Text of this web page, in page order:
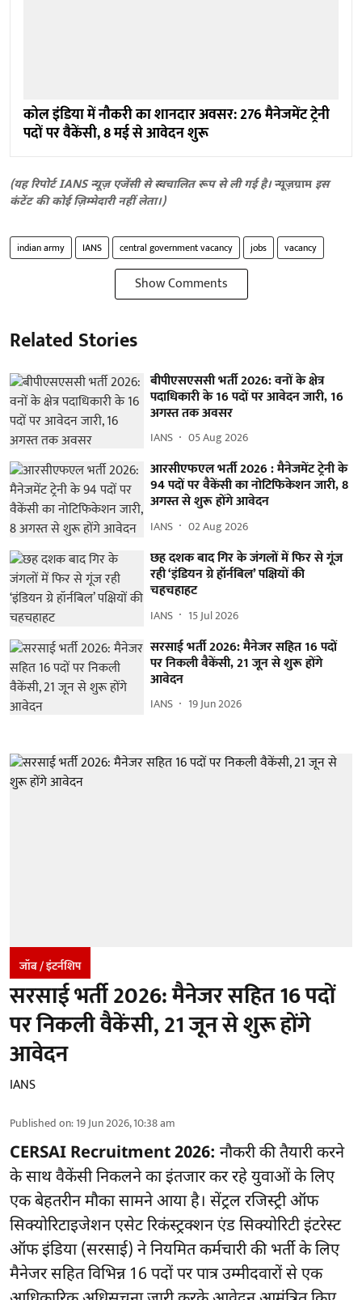
कोल इंडिया में नौकरी का शानदार अवसर: 276 मैनेजमेंट ट्रेनी
पदों पर वैकेंसी, 8 मई से आवेदन शुरू
(यह रिपोर्ट IANS न्यूज़ एजेंसी से स्वचालित रूप से ली गई है।न्यूज़ग्राम इस
कंटेंट की कोई ज़िम्मेदारी नहीं लेता।)
indian army IANS central government vacancy jobs vacancy
Show Comments
Related Stories
बीपीएसएससी भर्ती 2026: वनों के क्षेत्र
पदाधिकारी के 16 पदों पर आवेदन जारी, 16
अगस्त तक अवसर
IANS 05 Aug 2026
आरसीएफएल भर्ती 2026 : मैनेजमेंट ट्रेनी के
94 पदों पर वैकेंसी का नोटिफिकेशन जारी, 8
अगस्त से शुरू होंगे आवेदन
IANS 02 Aug 2026
छह दशक बाद गिर के जंगलों में फिर से गूंज
रही ‘इंडियन ग्रे हॉर्नबिल’ पक्षियों की
चहचहाहट
IANS 15 Jul 2026
सरसाई भर्ती 2026: मैनेजर सहित 16 पदों
पर निकली वैकेंसी, 21 जून से शुरू होंगे
आवेदन
IANS 19 Jun 2026
जॉब / इंटर्नशिप
सरसाई भर्ती 2026: मैनेजर सहित 16 पदों
पर निकली वैकेंसी, 21 जून से शुरू होंगे
आवेदन
IANS
Published on:19 Jun 2026, 10:38 am
CERSAI Recruitment 2026: नौकरी की तैयारी करने
के साथ वैकेंसी निकलने का इंतजार कर रहे युवाओं के लिए
एक बेहतरीन मौका सामने आया है। सेंट्रल रजिस्ट्री ऑफ
सिक्योरिटाइजेशन एसेट रिकंस्ट्रक्शन एंड सिक्योरिटी इंटरेस्ट
ऑफ इंडिया (सरसाई) ने नियमित कर्मचारी की भर्ती के लिए
मैनेजर सहित विभिन्न 16 पदों पर पात्र उम्मीदवारों से एक